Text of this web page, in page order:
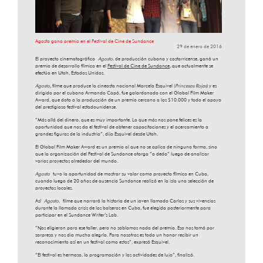
Agosto gana premio en el Festival de Cine de Sundance
29 de enero de 2016
El proyecto cinematográfico Agosto, de producción cubana y costarricense, ganó un
premio de desarrollo fílmico en el Festival de Cine de Sundance, que actualmente se
efectúa en Utah, Estados Unidos.
Agosto, filme que produce la cineasta nacional Marcela Esquivel (Princesas Rojas) y es
dirigido por el cubano Armando Capó, fue galardonado con el Global Film Maker
Award, que dota a la producción de un premio cercano a los $10.000 y todo el apoyo
del prestigioso festival estadounidense.
“Más allá del dinero, que es muy importante. Lo que más nos pone felices es la
oportunidad que nos da el festival de obtener capacitaciones y el acercamiento a
grandes figuras de la industria”, dijo Esquivel desde Utah.
El Global Film Maker Award es un premio al que no se aplica de ninguna forma, sino
que la organización del Festival de Sundance otorga “a dedo” luego de analizar
varios proyectos alrededor del mundo.
Agosto tuvo la oportunidad de mostrar su valor como proyecto fílmico en Cuba,
cuando luego de 20 años de ausencia Sundance realizó en la isla una selección de
proyectos locales.
Así Agosto, filme que narrará la historia de un joven llamado Carlos y sus vivencias
durante la llamada crisis de los balseros en Cuba, fue elegida posteriormente para
participar en el Sundance Writer’s Lab.
“Nos eligieron para ese taller, pero no sabíamos nada del premio. Eso nos tomó por
sorpresa y nos dio mucha alegría. Para nosotros es todo un honor recibir un
reconocimiento así en un festival como estos”, expresó Esquivel.
“El festival es hermoso, la programación y las actividades de lujo”, finalizó.